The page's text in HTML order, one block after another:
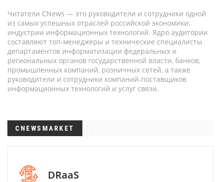
Читатели CNews — это руководители и сотрудники одной
из самых успешных отраслей российской экономики:
индустрии информационных технологий. Ядро аудитории
составляют топ-менеджеры и технические специалисты
департаментов информатизации федеральных и
региональных органов государственной власти, банков,
промышленных компаний, розничных сетей, а также
руководители и сотрудники компаний-поставщиков
информационных технологий и услуг связи.
CNEWSMARKET
DRaaS